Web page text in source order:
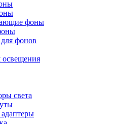
фоны
фонов
освещения
света